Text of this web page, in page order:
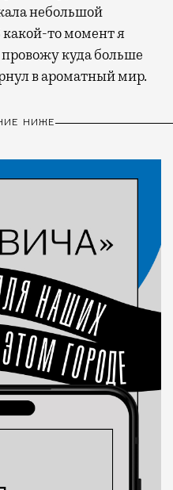
небольшой
то момент я
провожу куда больше
в ароматный мир.
НИЖЕ